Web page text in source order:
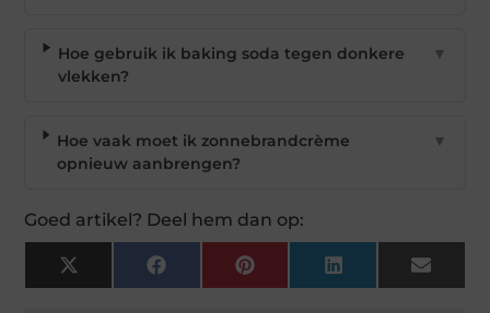
Hoe gebruik ik baking soda tegen donkere
vlekken?
▼
Hoe vaak moet ik zonnebrandcrème
opnieuw aanbrengen?
▼
Goed artikel? Deel hem dan op:
X
(Twitter)
Facebook Pinterest LinkedIn Email